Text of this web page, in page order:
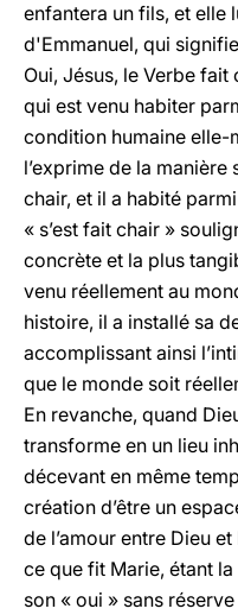
enfantera un fils, et elle
d'Emmanuel, qui
Oui, Jésus, le Verbe
qui est venu habiter
condition humaine elle-
l’exprime de la manière
chair, et il a habité
« s’est fait chair »
concrète et la plus
venu réellement au
histoire, il a installé sa
accomplissant ainsi
que le monde soit
En revanche, quand
transforme en un lieu
décevant en même
création d’être un
de l’amour entre Dieu
ce que fit Marie, étant
son « oui » sans